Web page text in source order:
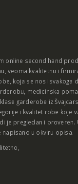
online second hand
veoma kvalitetnu i
koja se nosi svakoga
medicinska
garderobe iz
i kvalitet robe koje
je pregledan i proveren.
napisano u okviru opisa.